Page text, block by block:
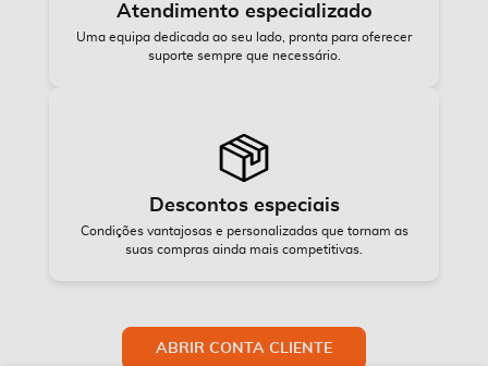
Atendimento especializado
Uma equipa dedicada ao seu lado, pronta para oferecer
suporte sempre que necessário.
Descontos especiais
Condições vantajosas e personalizadas que tornam as
suas compras ainda mais competitivas.
ABRIR CONTA CLIENTE